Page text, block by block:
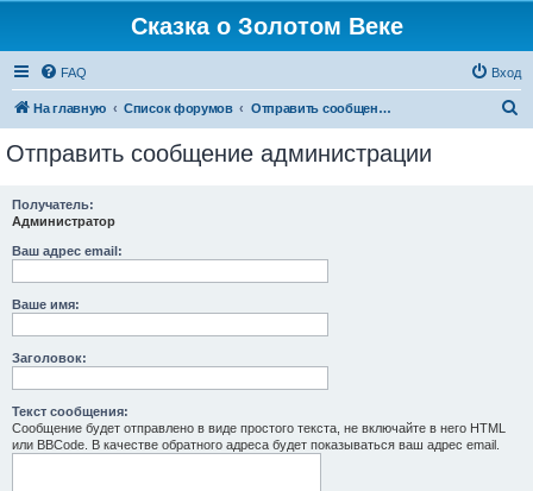
Сказка о Золотом Веке
FAQ Вход
На главную Список форумов Отправить сообщение администрации
Отправить сообщение администрации
Получатель:
Администратор
Ваш адрес email:
Ваше имя:
Заголовок:
Текст сообщения:
Сообщение будет отправлено в виде простого текста, не включайте в него HTML
или BBCode. В качестве обратного адреса будет показываться ваш адрес email.